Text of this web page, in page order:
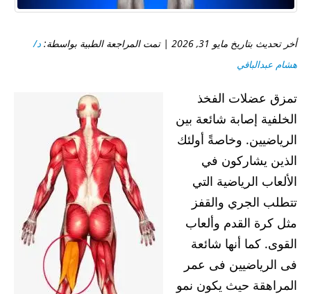
أخر تحديث بتاريخ مايو 31, 2026 | تمت المراجعة الطبية بواسطة:
د/
هشام عبدالباقي
تمزق عضلات الفخذ
الخلفية إصابة شائعة بين
الرياضيين. وخاصةً أولئك
الذين يشاركون في
الألعاب الرياضية التي
تتطلب الجري والقفز
مثل كرة القدم وألعاب
القوى. كما أنها شائعة
فى الرياضيين فى عمر
المراهقة حيث يكون نمو